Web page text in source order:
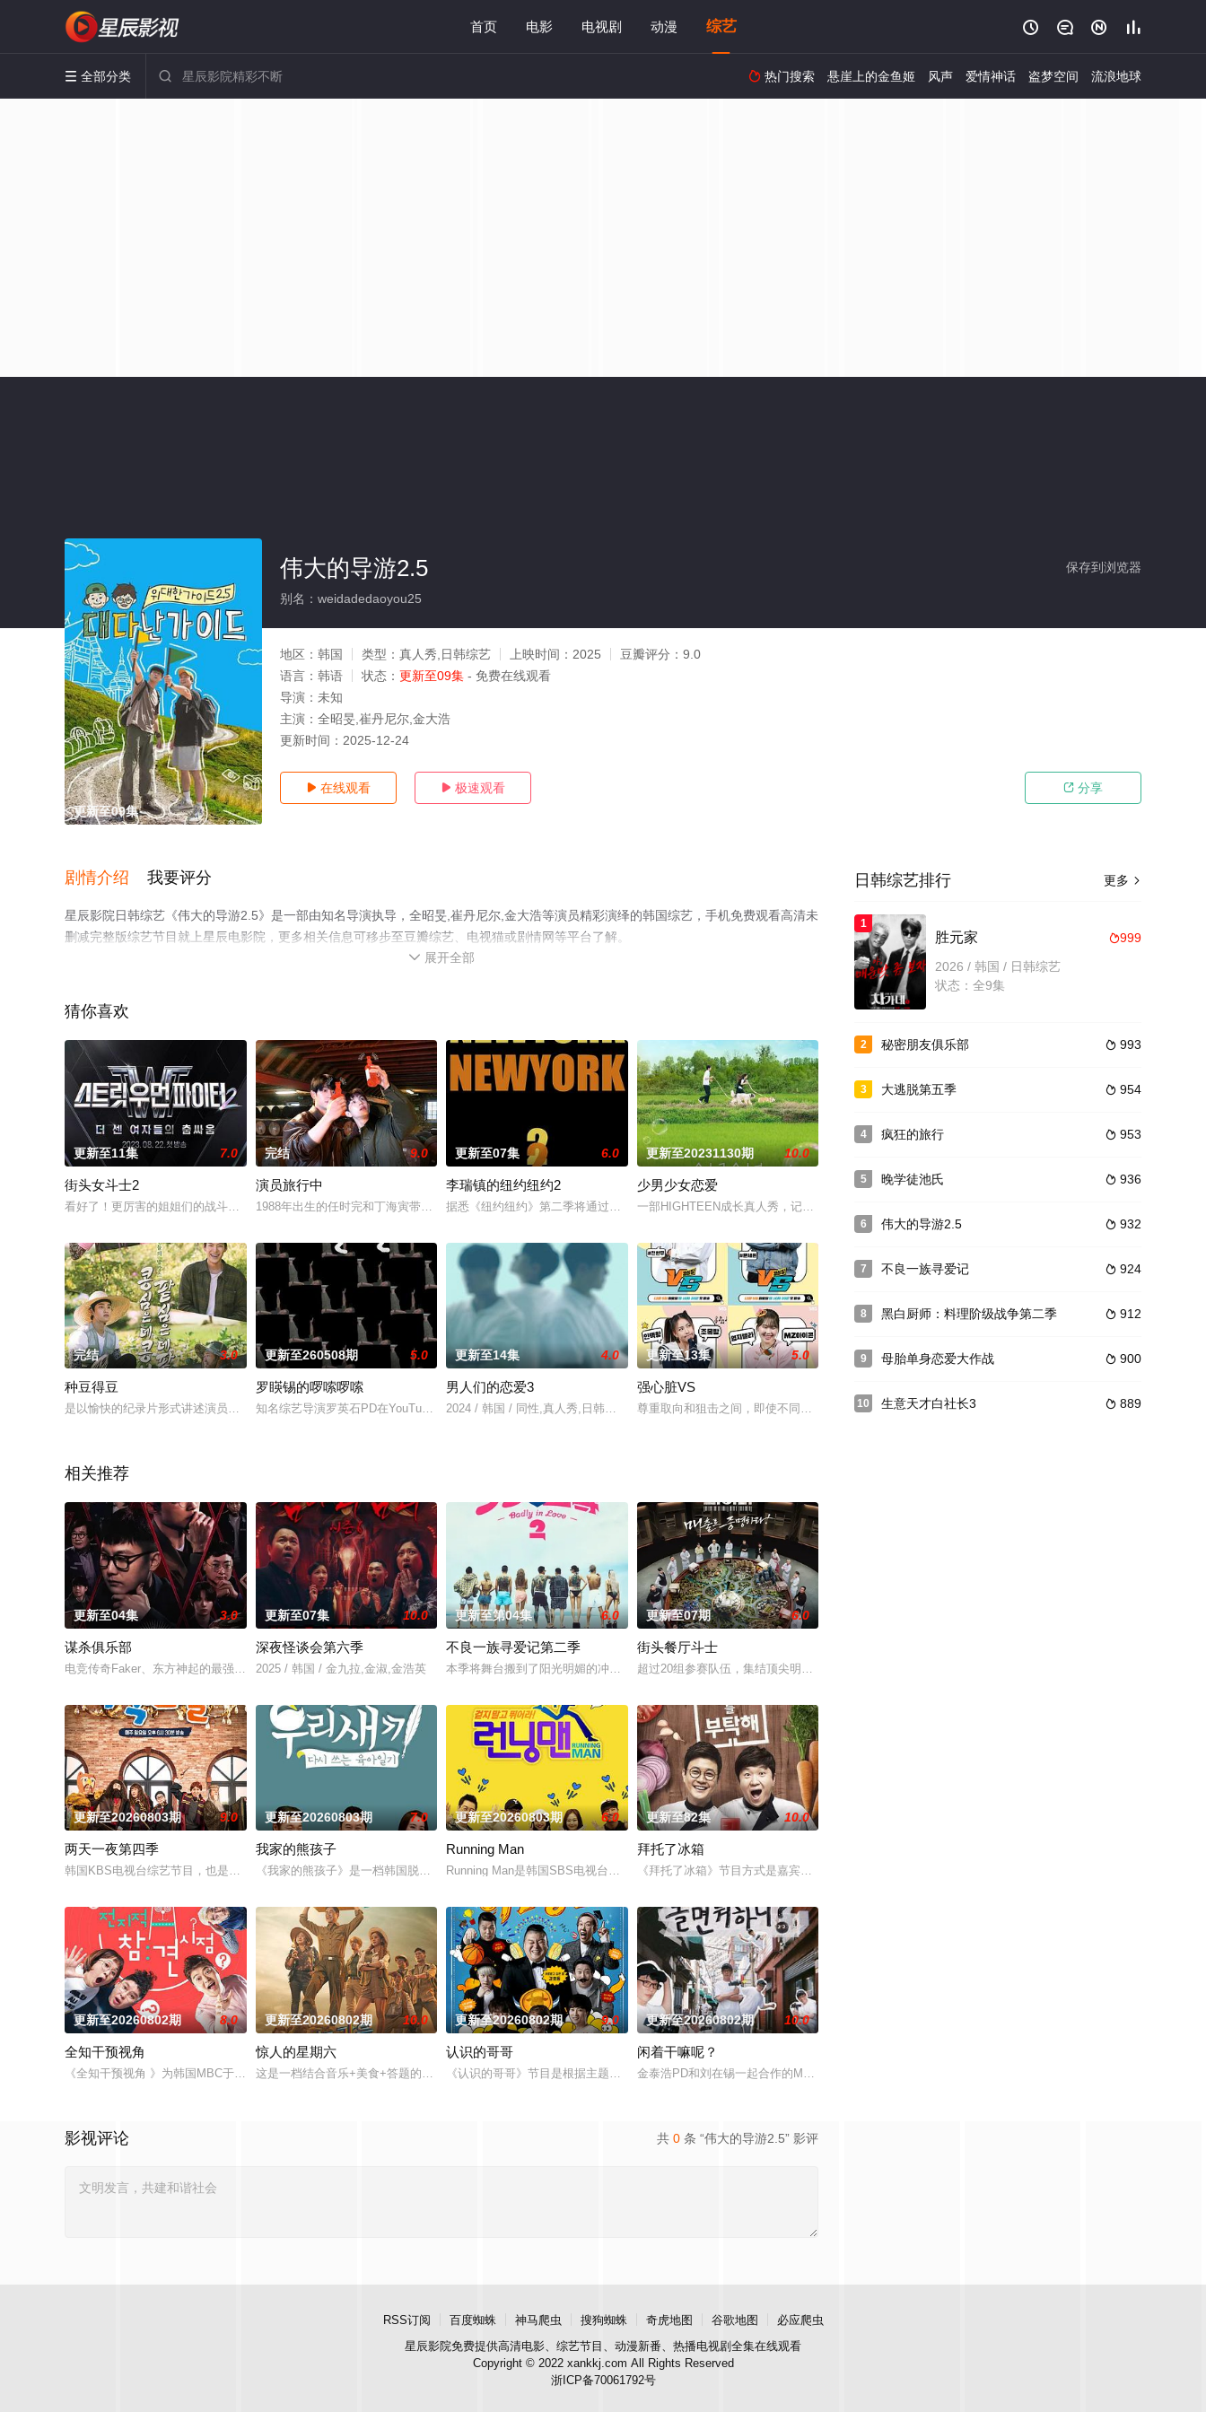
首页 电影 电视剧 动漫 综艺    
 全部分类   热门搜索 悬崖上的金鱼姬 风声 爱情神话 盗梦空间 流浪地球
更新至09集
保存到浏览器
伟大的导游2.5
别名：weidadedaoyou25
地区： 韩国 类型： 真人秀,日韩综艺 上映时间： 2025 豆瓣评分： 9.0
语言： 韩语 状态： 更新至09集 - 免费在线观看
导演： 未知
主演： 全昭旻,崔丹尼尔,金大浩
更新时间： 2025-12-24
 在线观看  极速观看  分享
剧情介绍 我要评分
星辰影院日韩综艺《伟大的导游2.5》是一部由知名导演执导，全昭旻,崔丹尼尔,金大浩等演员精彩演绎的韩国综艺，手机免费观看高清未
删减完整版综艺节目就上星辰电影院，更多相关信息可移步至豆瓣综艺、电视猫或剧情网等平台了解。
 展开全部
猜你喜欢
更新至11集 7.0
街头女斗士2
看好了！更厉害的姐姐们的战斗！谁将成为2023年新街头排名第一！
完结 9.0
演员旅行中
1988年出生的任时完和丁海寅带着威士忌走遍苏格兰的节目。
更新至07集 6.0
李瑞镇的纽约纽约2
据悉《纽约纽约》第二季将通过YouTube而不是tvn公开。
更新至20231130期 10.0
少男少女恋爱
一部HIGHTEEN成长真人秀，记述多才多艺的全国预科生们相遇，通过艺术源泉——爱的感情成长，寻找各自
完结 3.0
种豆得豆
是以愉快的纪录片形式讲述演员金宇彬、李光洙、都暻秀、金基邦的好友结伴开垦小田时发生的趣事。
更新至260508期 5.0
罗䁐锡的啰嗦啰嗦
知名综艺导演罗英石PD在YouTube上的个频道因出众的罗PD节目风格而备受大众喜爱。此次，罗PD将日常生活
更新至14集 4.0
男人们的恋爱3
2024 / 韩国 / 同性,真人秀,日韩综艺
更新至13集 5.0
强心脏VS
尊重取向和狙击之间，即使不同也太不一样的极和极名人们的“VS”脱口秀
相关推荐
更新至04集 3.0
谋杀俱乐部
电竞传奇Faker、东方神起的最强昌珉、TXT的杋圭等神级阵容破天荒集结，同场大玩推理游戏！面对真真假假的线
更新至07集 10.0
深夜怪谈会第六季
2025 / 韩国 / 金九拉,金淑,金浩英
更新至第04集 6.0
不良一族寻爱记第二季
本季将舞台搬到了阳光明媚的冲绳，来自日本各地的暴走族与不良男女齐聚新学校。他们将带着各自复杂的过去在海边展开
更新至07期 6.0
街头餐厅斗士
超过20组参赛队伍，集结顶尖明星主厨与尚未被发掘的料理高手！在美食与料理节目泛滥的时代，2026 年，全
更新至20260803期 9.0
两天一夜第四季
韩国KBS电视台综艺节目，也是该台Happy Sunday的长寿环节之一。标榜真实野生道路真人秀，描绘6个男
更新至20260803期 7.0
我家的熊孩子
《我家的熊孩子》是一档韩国脱口秀节目。节目主要关注家长与孩子之间的问题。你对孩子了解多少？今天孩子和谁见面了
更新至20260803期 6.0
Running Man
Running Man是韩国SBS电视台周末娱乐节目《星期天真好》新的版块，是韩国著名主持人刘在石自“家族诞
更新至82集 10.0
拜托了冰箱
《拜托了冰箱》节目方式是嘉宾和自己家里的冰箱一起到节目现场，六位厨师直接使用冰箱里的原材料，用最
更新至20260802期 8.0
全知干预视角
《全知干预视角 》为韩国MBC于2017年11月29日与30日，试播的全新综艺节目，由李英子、金生珉、全炫茂
更新至20260802期 10.0
惊人的星期六
这是一档结合音乐+美食+答题的新综艺。由申东烨、SHINee Key，李惠利、朴娜莱文世允、韩海担任固定成员
更新至20260802期 9.0
认识的哥哥
《认识的哥哥》节目是根据主题不同，以存在于人生中，虽不是很重大，却会让人好奇不已，不得到答案就浑身不自在的问
更新至20260802期 10.0
闲着干嘛呢？
金泰浩PD和刘在锡一起合作的MBC新综艺《闲着干嘛呢？》将于27日首播，节目将在过去《无限挑战》播出
共 0 条 “伟大的导游2.5” 影评
影视评论
更多 
日韩综艺排行
1
999
胜元家
2026 / 韩国 / 日韩综艺
状态：全9集
2  993
秘密朋友俱乐部
3  954
大逃脱第五季
4  953
疯狂的旅行
5  936
晚学徒池氏
6  932
伟大的导游2.5
7  924
不良一族寻爱记
8  912
黑白厨师：料理阶级战争第二季
9  900
母胎单身恋爱大作战
10  889
生意天才白社长3
RSS订阅 百度蜘蛛 神马爬虫 搜狗蜘蛛 奇虎地图 谷歌地图
必应爬虫
星辰影院免费提供高清电影、综艺节目、动漫新番、热播电视剧全集在线观看
Copyright © 2022 xankkj.com All Rights Reserved
浙ICP备70061792号